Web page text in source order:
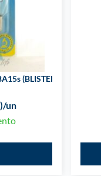
(BLISTER)
/un